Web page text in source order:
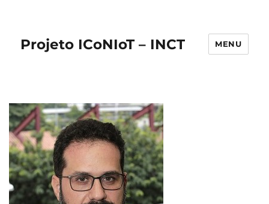
Projeto ICoNIoT – INCT MENU